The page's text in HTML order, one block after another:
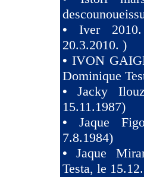
• Iver
20.3.2010. )
• IVON
Dominique
•Jacky
15.11.1987)
• Jaque
7.8.1984)
•Jaque
Testa, le